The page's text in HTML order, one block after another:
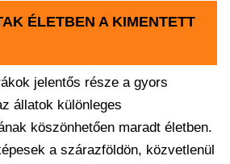
ÉLETBEN A KIMENTETT
jelentős része a gyors
állatok különleges
köszönhetően maradt életben.
a szárazföldön, közvetlenül